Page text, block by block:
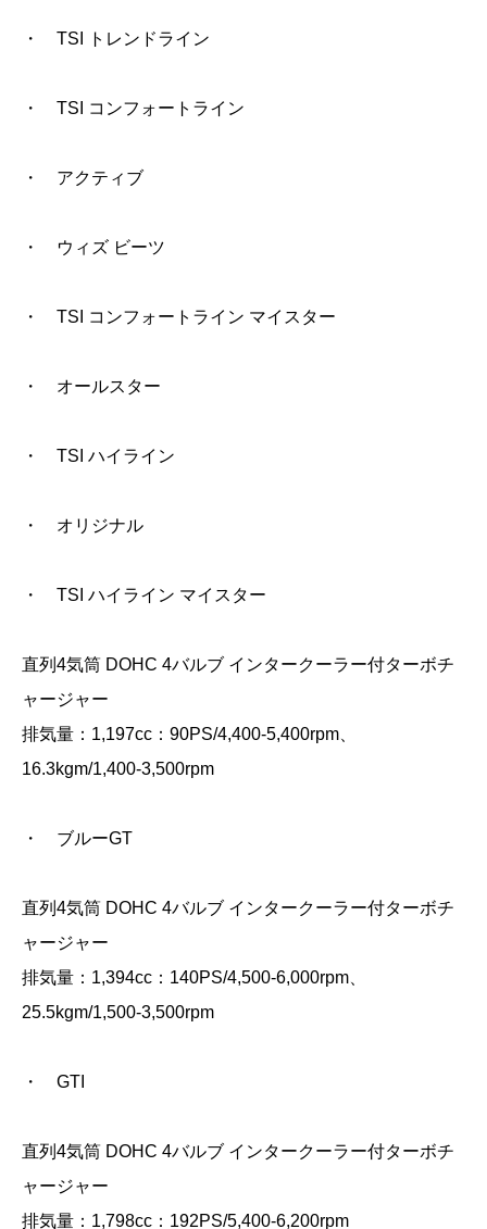
・ TSI トレンドライン
・ TSI コンフォートライン
・ アクティブ
・ ウィズ ビーツ
・ TSI コンフォートライン マイスター
・ オールスター
・ TSI ハイライン
・ オリジナル
・ TSI ハイライン マイスター
直列4気筒 DOHC 4バルブ インタークーラー付ターボチ
ャージャー
排気量：1,197cc：90PS/4,400-5,400rpm、
16.3kgm/1,400-3,500rpm
・ ブルーGT
直列4気筒 DOHC 4バルブ インタークーラー付ターボチ
ャージャー
排気量：1,394cc：140PS/4,500-6,000rpm、
25.5kgm/1,500‐3,500rpm
・ GTI
直列4気筒 DOHC 4バルブ インタークーラー付ターボチ
ャージャー
排気量：1,798cc：192PS/5,400-6,200rpm